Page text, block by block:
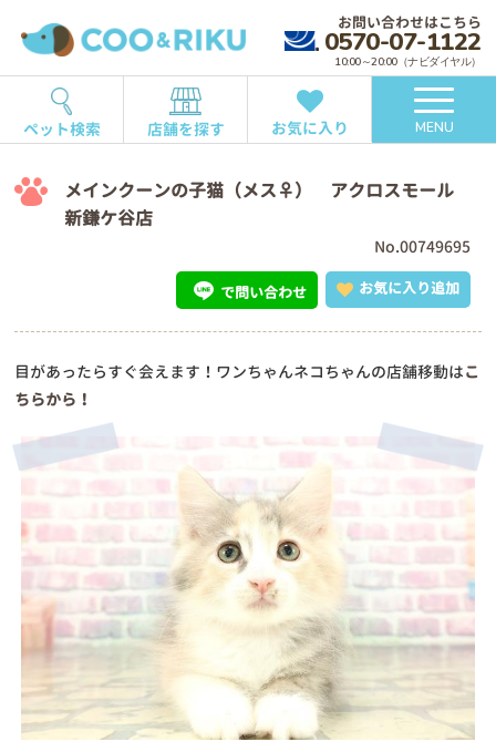
お問い合わせはこちら
0570-07-1122
10:00～20:00（ナビダイヤル）
ペット検索 店舗を探す お気に入り MENU
メインクーンの子猫（メス♀） アクロスモール
新鎌ケ谷店
No.00749695
お気に入り追加
で問い合わせ
目があったらすぐ会えます！ワンちゃんネコちゃんの店舗移動はこ
ちらから！